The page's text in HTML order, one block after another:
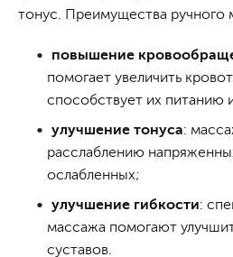
тонус. Преимущества ручного
повышение
помогает увеличить
способствует их питанию
улучшение тонуса:
расслаблению
ослабленных;
улучшение гибкости:
массажа помогают
суставов.